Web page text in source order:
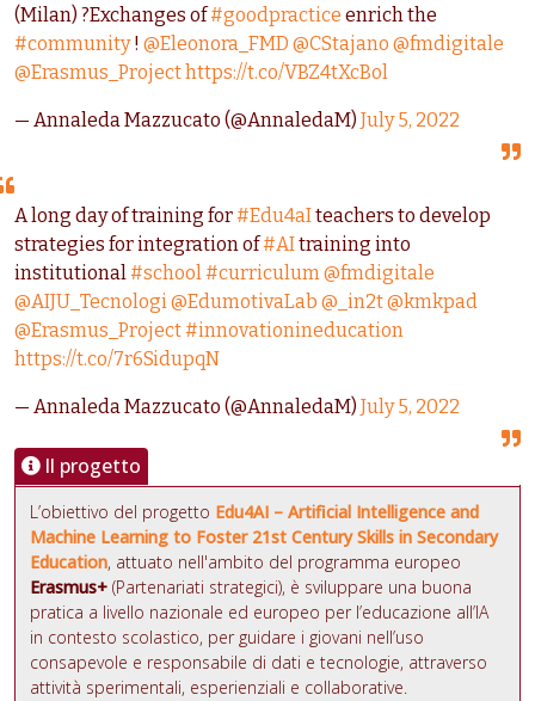
(Milan) ?Exchanges of#goodpractice enrich the
#community! @Eleonora_FMD @CStajano @fmdigitale
@Erasmus_Projecthttps://t.co/VBZ4tXcBol
— Annaleda Mazzucato (@AnnaledaM) July 5, 2022
A long day of training for#Edu4aIteachers to develop
strategies for integration of#AItraining into
institutional#school#curriculum@fmdigitale
@AIJU_Tecnologi@EdumotivaLab @_in2t@kmkpad
@Erasmus_Project#innovationineducation
https://t.co/7r6SidupqN
— Annaleda Mazzucato (@AnnaledaM) July 5, 2022
Il progetto
L’obiettivo del progetto Edu4AI – Artificial Intelligence and
Machine Learning to Foster 21st Century Skills in Secondary
Education, attuato nell'ambito del programma europeo
Erasmus+ (Partenariati strategici), è sviluppare una buona
pratica a livello nazionale ed europeo per l’educazione all’IA
in contesto scolastico, per guidare i giovani nell’uso
consapevole e responsabile di dati e tecnologie, attraverso
attività sperimentali, esperienziali e collaborative.